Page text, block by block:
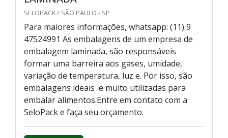
SELOPACK / SÃO PAULO - SP
Para maiores informações, whatsapp: (11) 9
47524991 As embalagens de um empresa de
embalagem laminada, são responsáveis
formar uma barreira aos gases, umidade,
variação de temperatura, luz e. Por isso, são
embalagens ideais e muito utilizadas para
embalar alimentos.Entre em contato com a
SeloPack e faça seu orçamento.